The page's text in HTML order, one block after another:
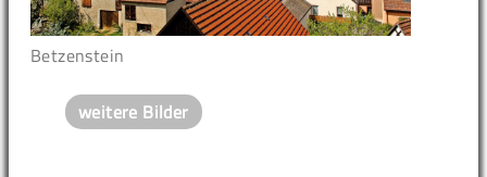
Betzenstein
weitere Bilder